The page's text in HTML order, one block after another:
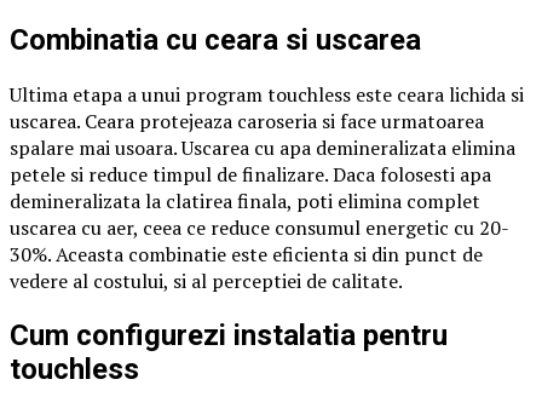
Combinatia cu ceara si uscarea
Ultima etapa a unui program touchless este ceara lichida si
uscarea. Ceara protejeaza caroseria si face urmatoarea
spalare mai usoara. Uscarea cu apa demineralizata elimina
petele si reduce timpul de finalizare. Daca folosesti apa
demineralizata la clatirea finala, poti elimina complet
uscarea cu aer, ceea ce reduce consumul energetic cu 20-
30%. Aceasta combinatie este eficienta si din punct de
vedere al costului, si al perceptiei de calitate.
Cum configurezi instalatia pentru
touchless